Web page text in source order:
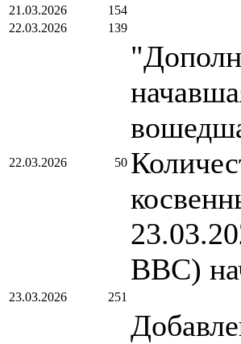
21.03.2026
154
22.03.2026
139
22.03.2026 50
ВВС)
23.03.2026 251